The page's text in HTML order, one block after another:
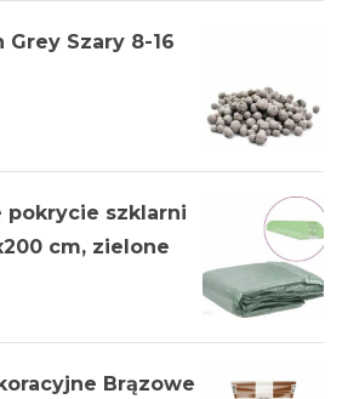
Szary 8-16
pokrycie szklarni
cm, zielone
Brązowe